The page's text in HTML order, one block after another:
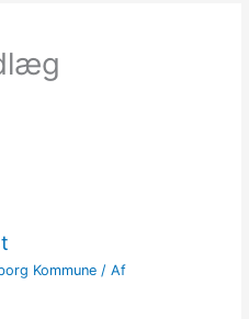
Kommune/ Af